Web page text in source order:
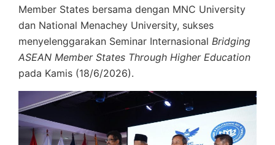
Member States bersama dengan MNC University
dan National Menachey University, sukses
menyelenggarakan Seminar Internasional Bridging
ASEAN Member States Through Higher Education
pada Kamis (18/6/2026).